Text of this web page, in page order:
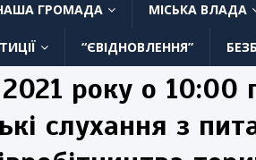
ГРОМАДА МІСЬКА ВЛАДА
“ЄВІДНОВЛЕННЯ”
року о 10:00
слухання з